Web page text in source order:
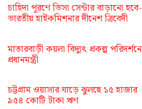
চাহিদা পূরণে ভিসা সেন্টার বাড়ানো হবে-
ভারতীয় হাইকমিশনার দীনেশ ত্রিবেদী
মাতারবাড়ী কয়লা বিদ্যুৎ প্রকল্প পরিদর্শনে
প্রধানমন্ত্রী
চট্টগ্রাম ওয়াসার ঘাড়ে ঝুলছে ১৫ হাজার
৯৫৪ কোটি টাকা ঋণ